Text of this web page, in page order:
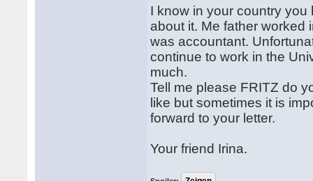
I know in your country
about it. Me father worked
was accountant.
continue to work in the
much.
Tell me please FRITZ do
like but sometimes it is
forward to your letter.
Your friend Irina.